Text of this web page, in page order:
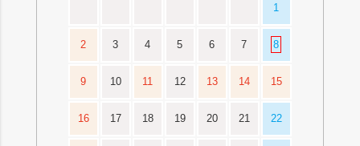
1
2 3 4 5 6 7 8
9 10 11 12 13 14 15
16 17 18 19 20 21 22